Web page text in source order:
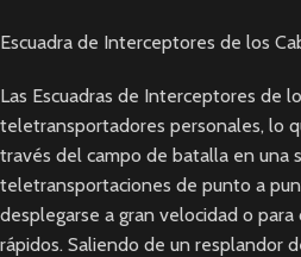
Escuadra de Interceptores de los
Las Escuadras de Interceptores de
teletransportadores personales, lo
través del campo de batalla en una
teletransportaciones de punto a
desplegarse a gran velocidad o para
rápidos. Saliendo de un resplandor